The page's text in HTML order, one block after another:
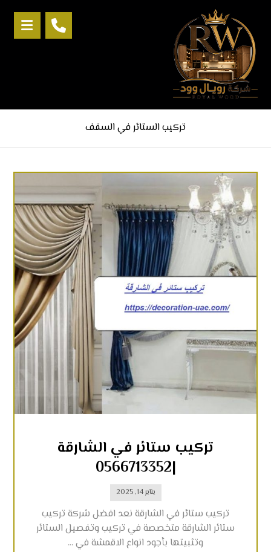
تركيب الستائر في السقف
تركيب ستائر في الشارقة
|0566713352
يناير 14, 2025
تركيب ستائر في الشارقة نعد افضل شركة تركيب
ستائر الشارقة متخصصة في تركيب وتفصيل الستائر
وتثبيتها بأجود انواع الاقمشة في ...